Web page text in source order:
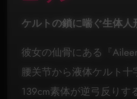
ケルトの鎖に喘ぐ生体人
彼女の仙骨にある『
腰关节から液体ケルト十
139cm素体が逆弓反りす